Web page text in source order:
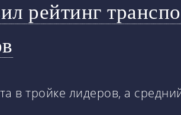
рейтинг
в тройке лидеров, а